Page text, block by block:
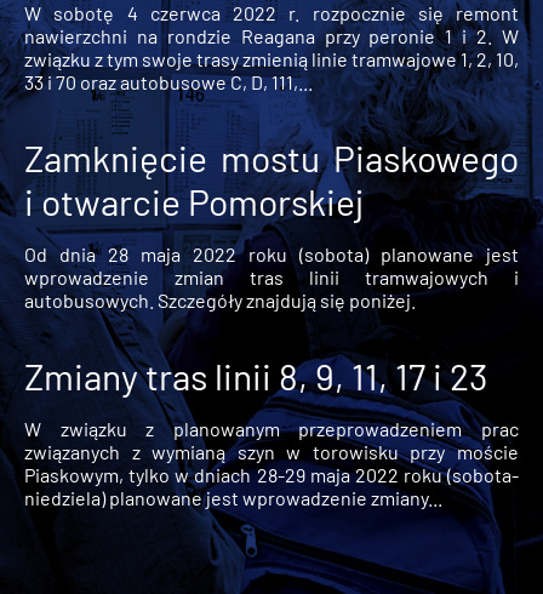
W sobotę 4 czerwca 2022 r. rozpocznie się remont
nawierzchni na rondzie Reagana przy peronie 1 i 2. W
związku z tym swoje trasy zmienią linie tramwajowe 1, 2, 10,
33 i 70 oraz autobusowe C, D, 111,...
Zamknięcie mostu Piaskowego
i otwarcie Pomorskiej
Od dnia 28 maja 2022 roku (sobota) planowane jest
wprowadzenie zmian tras linii tramwajowych i
autobusowych. Szczegóły znajdują się poniżej.
Zmiany tras linii 8, 9, 11, 17 i 23
W związku z planowanym przeprowadzeniem prac
związanych z wymianą szyn w torowisku przy moście
Piaskowym, tylko w dniach 28-29 maja 2022 roku (sobota-
niedziela) planowane jest wprowadzenie zmiany...